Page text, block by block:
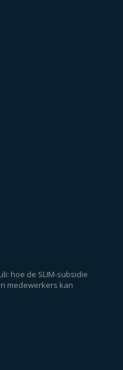
hoe de SLIM-subsidie
medewerkers kan